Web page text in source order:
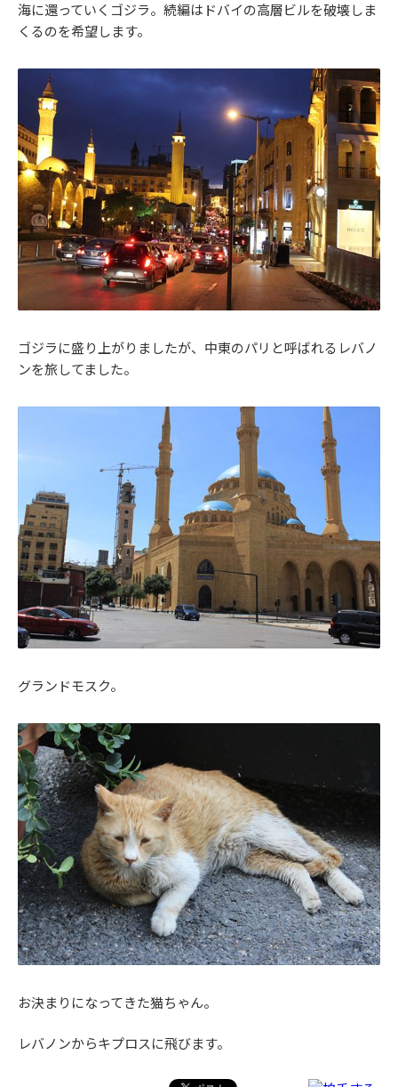
海に還っていくゴジラ。続編はドバイの高層ビルを破壊しま
くるのを希望します。
ゴジラに盛り上がりましたが、中東のパリと呼ばれるレバノ
ンを旅してました。
グランドモスク。
お決まりになってきた猫ちゃん。
レバノンからキプロスに飛びます。